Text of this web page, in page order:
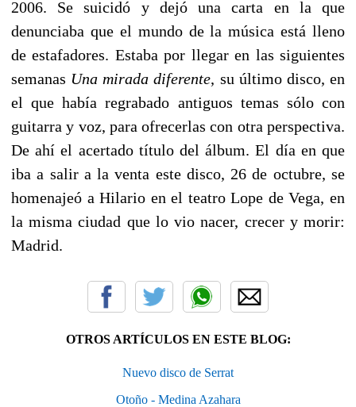
2006. Se suicidó y dejó una carta en la que
denunciaba que el mundo de la música está lleno
de estafadores. Estaba por llegar en las siguientes
semanas Una mirada diferente, su último disco, en
el que había regrabado antiguos temas sólo con
guitarra y voz, para ofrecerlas con otra perspectiva.
De ahí el acertado título del álbum. El día en que
iba a salir a la venta este disco, 26 de octubre, se
homenajeó a Hilario en el teatro Lope de Vega, en
la misma ciudad que lo vio nacer, crecer y morir:
Madrid.
OTROS ARTÍCULOS EN ESTE BLOG:
Nuevo disco de Serrat
Otoño - Medina Azahara